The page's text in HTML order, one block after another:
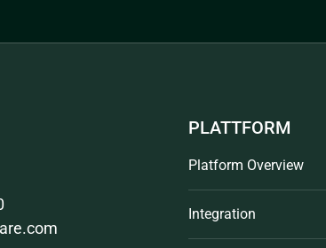
PLATTFORM
Platform Overview
Integration